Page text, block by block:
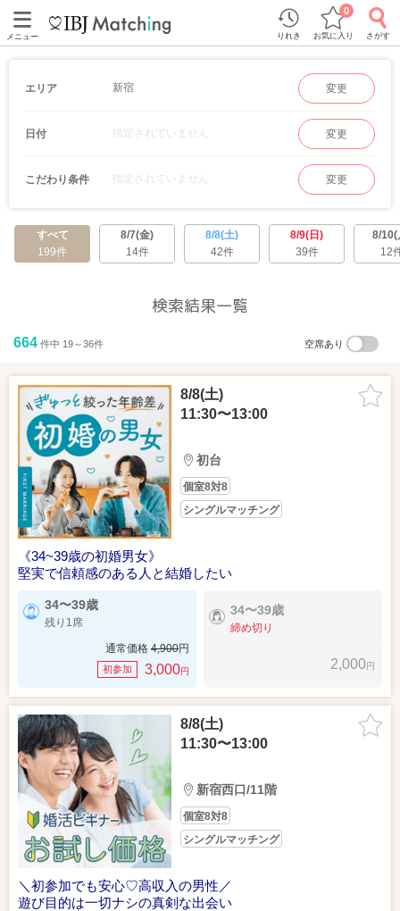
メニュー りれき お気に入り
0
さがす
エリア 新宿 変更
日付 指定されていません 変更
こだわり条件 指定されていません 変更
すべて
199件
8/7(金)
14件
8/8(土)
42件
8/9(日)
39件
8/10(
12
検索結果一覧
664 件中 19～36件 空席あり
8/8(土)
11:30〜13:00
初台
個室8対8
シングルマッチング
《34~39歳の初婚男女》
堅実で信頼感のある人と結婚したい
34〜39歳
残り1席
通常価格 4,900円
初参加 3,000円
34〜39歳
締め切り
2,000円
8/8(土)
11:30〜13:00
新宿西口/11階
個室8対8
シングルマッチング
＼初参加でも安心♡高収入の男性／
遊び目的は一切ナシの真剣な出会い